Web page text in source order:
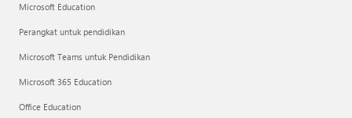
Microsoft Education
Perangkat untuk pendidikan
Microsoft Teams untuk Pendidikan
Microsoft 365 Education
Office Education